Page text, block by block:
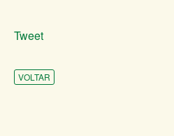
Tweet
VOLTAR